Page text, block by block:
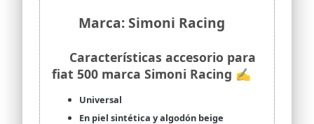
Marca: Simoni Racing
Características accesorio para
fiat 500 marca Simoni Racing ✍
Universal
En piel sintética y algodón beige